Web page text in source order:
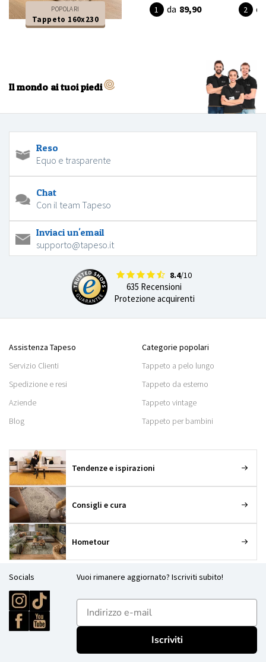
POPOLARI
Tappeto 160x230
da 89,90 da
Il mondo ai tuoi piedi
Reso
Equo e trasparente
Chat
Con il team Tapeso
Inviaci un'email
supporto@tapeso.it
8.4/10
635 Recensioni
Protezione acquirenti
Assistenza Tapeso
Servizio Clienti
Spedizione e resi
Aziende
Blog
Categorie popolari
Tappeto a pelo lungo
Tappeto da esterno
Tappeto vintage
Tappeto per bambini
Tendenze e ispirazioni
Consigli e cura
Hometour
Socials Vuoi rimanere aggiornato? Iscriviti subito!
E-mailadres
Iscriviti